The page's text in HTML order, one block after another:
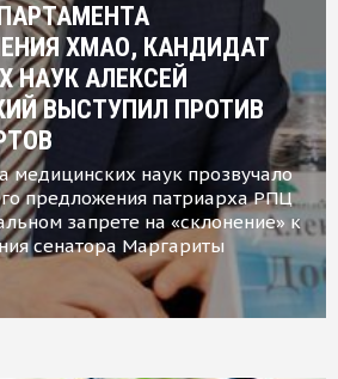
ХМАО, КАНДИДАТ
НАУК АЛЕКСЕЙ
ВЫСТУПИЛ ПРОТИВ
медицинских наук прозвучало
предложения патриарха РПЦ
запрете на «склонение» к
сенатора Маргариты